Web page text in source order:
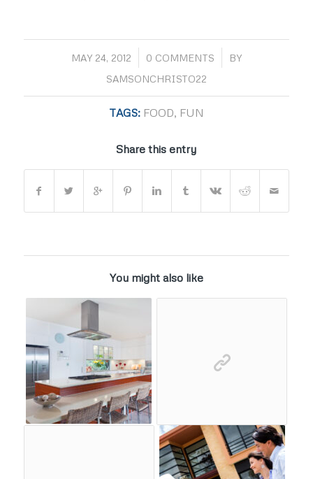
MAY 24, 2012
/ 0 COMMENTS
/
BY
SAMSONCHRISTO22
TAGS: FOOD, FUN
Share this entry
You might also like